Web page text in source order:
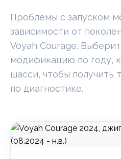
Проблемы с запуском
зависимости от
Voyah Courage.
модификацию по году,
шасси, чтобы получить
по диагностике.